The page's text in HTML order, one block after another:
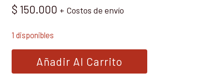
$ 150.000 + Costos de envío
1 disponibles
ALIMENTACION
ANIMAL
Añadir Al Carrito